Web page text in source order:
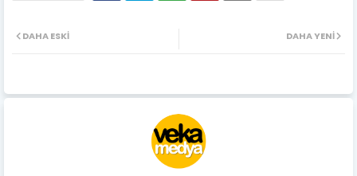
DAHA YENI
DAHA ESKI